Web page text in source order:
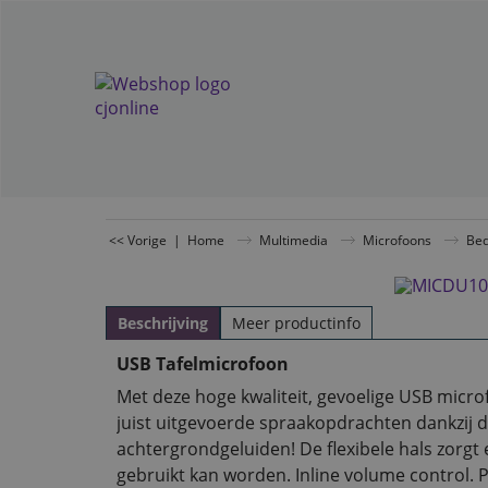
<< Vorige | Home Multimedia Microfoons
Beschrijving Meer productinfo
USB Tafelmicrofoon
Met deze hoge kwaliteit, gevoelige USB
juist uitgevoerde spraakopdrachten dankzij
achtergrondgeluiden! De flexibele hals
gebruikt kan worden. Inline volume control.